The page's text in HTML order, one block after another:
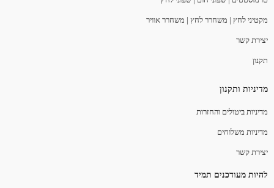
מקטיני לחץ | משחרר לחץ | משחרר אוויר
יצירת קשר
תקנון
מדיניות ותקנון
מדיניות ביטולים והחזרות
מדיניות משלוחים
יצירת קשר
להיות מעודכנים תמיד